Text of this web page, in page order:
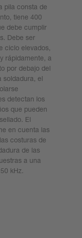
pila consta de
tiene 400
debe cumplir
Debe ser
ciclo elevados,
rápidamente, a
por debajo del
soldadura, el
detectan los
que pueden
El
en cuenta las
costuras de
de las
a una
kHz.